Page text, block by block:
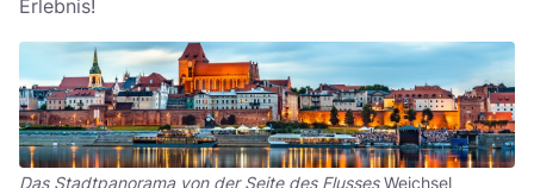
Erlebnis!
Das Stadtpanorama von der Seite des FlussesWeichsel